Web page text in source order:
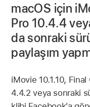
macOS için
Pro 10.4.4
da sonraki
paylaşım
iMovie 10.1.10,
4.4.2 veya sonraki